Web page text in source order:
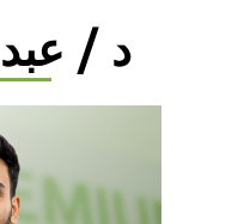
د /